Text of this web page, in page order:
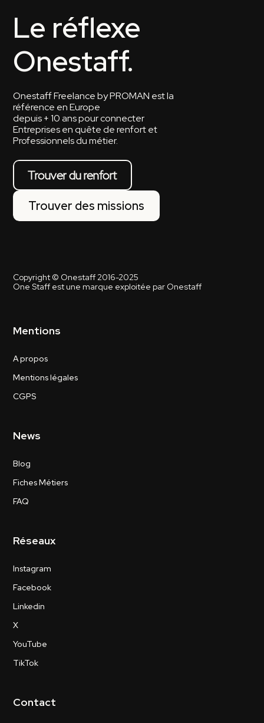
Le réflexe
Onestaff.
Onestaff Freelance by PROMAN est la
référence en Europe
depuis + 10 ans pour connecter
Entreprises en quête de renfort et
Professionnels du métier.
Trouver du renfort
Trouver des missions
Copyright © Onestaff 2016-2025
One Staff est une marque exploitée par Onestaff
Mentions
A propos
Mentions légales
CGPS
News
Blog
Fiches Métiers
FAQ
Réseaux
Instagram
Facebook
Linkedin
X
YouTube
TikTok
Contact